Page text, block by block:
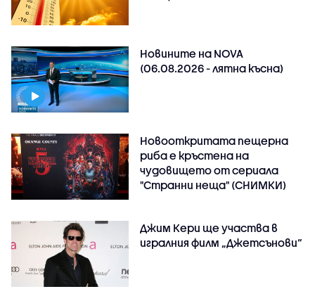
Новините на NOVA
(06.08.2026 - лятна късна)
Новооткритата пещерна
риба е кръстена на
чудовището от сериала
"Странни неща" (СНИМКИ)
Джим Кери ще участва в
игралния филм „Джетсънови“